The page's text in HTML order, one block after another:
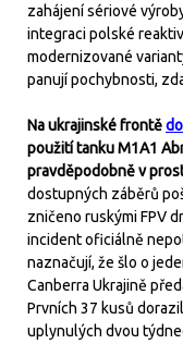
zahájení sériové
integraci polské
modernizované
panují pochybnosti,
Na ukrajinské frontě
použití tanku M1A1
pravděpodobně v
dostupných záběrů
zničeno ruskými FPV
incident oficiálně
naznačují, že šlo o
Canberra Ukrajině
Prvních 37 kusů
uplynulých dvou